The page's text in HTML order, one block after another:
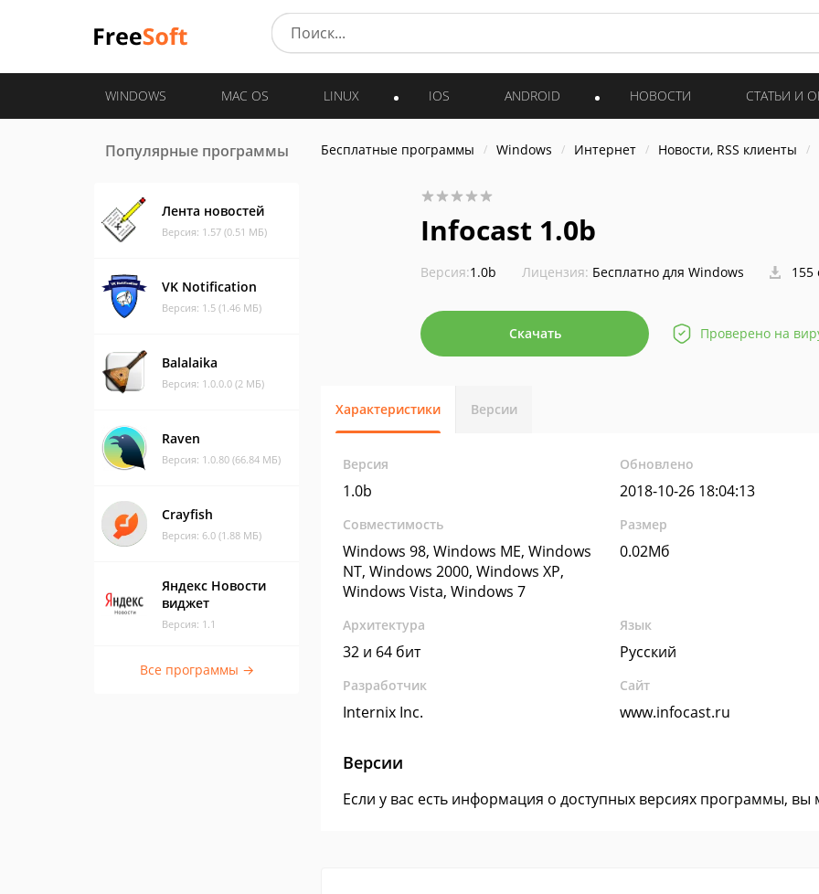
WINDOWS MAC OS LINUX IOS ANDROID НОВОСТИ СТАТЬИ И
Популярные программы
Лента новостей
Версия: 1.57 (0.51 МБ)
VK Notification
Версия: 1.5 (1.46 МБ)
Balalaika
Версия: 1.0.0.0 (2 МБ)
Raven
Версия: 1.0.80 (66.84 МБ)
Crayfish
Версия: 6.0 (1.88 МБ)
Яндекс Новости
виджет
Версия: 1.1
Все программы →
Бесплатные программы Windows Интернет Новости, RSS клиенты
Infocast 1.0b
Версия:1.0b Лицензия: Бесплатно для Windows 155
Скачать Проверено на
Характеристики Версии
Версия
1.0b
Обновлено
2018-10-26 18:04:13
Совместимость
Windows 98, Windows ME, Windows
NT, Windows 2000, Windows XP,
Windows Vista, Windows 7
Размер
0.02Мб
Архитектура
32 и 64 бит
Язык
Русский
Разработчик
Internix Inc.
Сайт
www.infocast.ru
Версии
Если у вас есть информация о доступных версиях программы,